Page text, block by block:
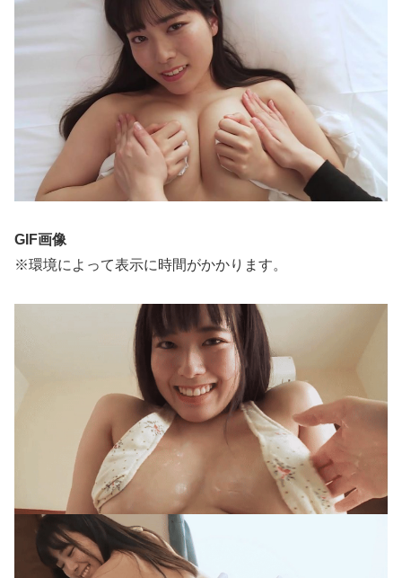
GIF画像
※環境によって表示に時間がかかります。